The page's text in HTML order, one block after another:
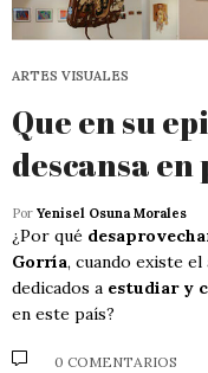
ARTES VISUALES
Que en su
descansa en
Por Yenisel Osuna Morales
¿Por qué
Gorría, cuando existe el
dedicados a estudiar y
en este país?
0 COMENTARIOS